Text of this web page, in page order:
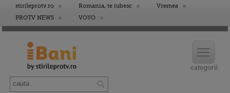
stirileprotv.ro Romania, te iubesc
Vremea
PROTV NEWS
VOYO